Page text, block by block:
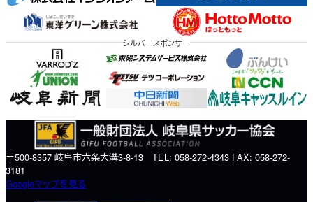
シルバースポンサー
〒500-8357 岐阜市六条大溝3-8-13 TEL: 058-272-4343 FAX: 058-272-
3181
Googleマップを見る